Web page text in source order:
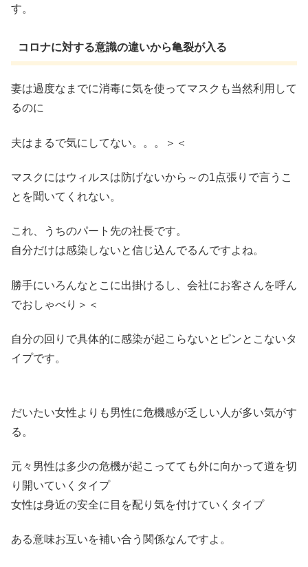
す。
コロナに対する意識の違いから亀裂が入る
妻は過度なまでに消毒に気を使ってマスクも当然利用して
るのに
夫はまるで気にしてない。。。＞＜
マスクにはウィルスは防げないから～の1点張りで言うこ
とを聞いてくれない。
これ、うちのパート先の社長です。
自分だけは感染しないと信じ込んでるんですよね。
勝手にいろんなとこに出掛けるし、会社にお客さんを呼ん
でおしゃべり＞＜
自分の回りで具体的に感染が起こらないとピンとこないタ
イプです。
だいたい女性よりも男性に危機感が乏しい人が多い気がす
る。
元々男性は多少の危機が起こってても外に向かって道を切
り開いていくタイプ
女性は身近の安全に目を配り気を付けていくタイプ
ある意味お互いを補い合う関係なんですよ。